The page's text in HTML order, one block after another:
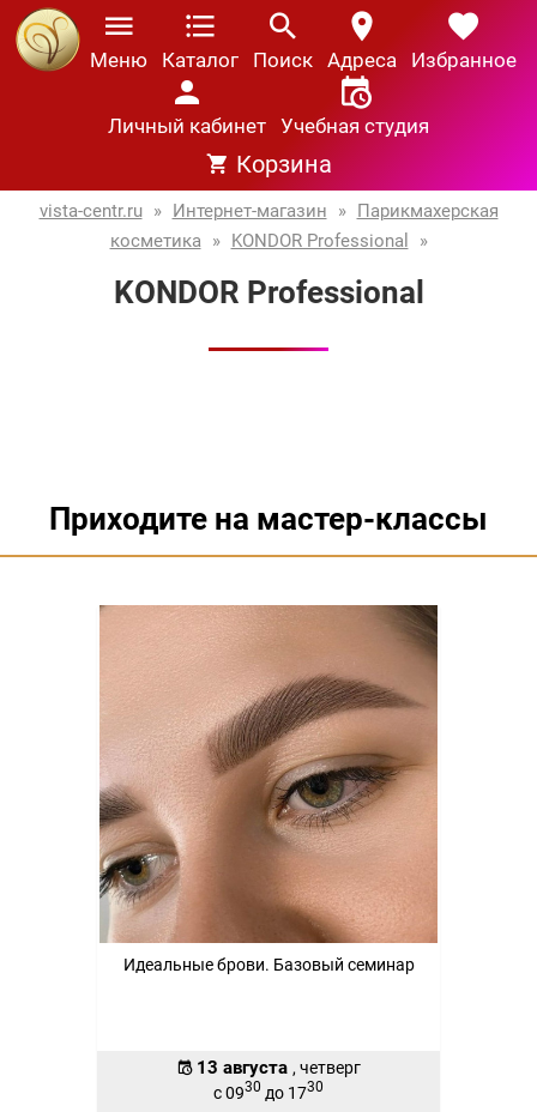
Меню Каталог Поиск Адреса Избранное
Личный кабинет Учебная студия
Корзина
vista-centr.ru » Интернет-магазин » Парикмахерская
косметика » KONDOR Professional »
KONDOR Professional
Приходите на мастер-классы
Идеальные брови. Базовый семинар
13 августа , четверг
с 0930 до 1730